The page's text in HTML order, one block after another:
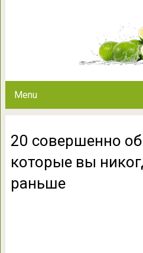
Menu
20 совершенно
которые вы
раньше